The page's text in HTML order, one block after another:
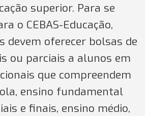
superior. Para se
o CEBAS-Educação,
devem oferecer bolsas de
ou parciais a alunos em
que compreendem
ensino fundamental
e finais, ensino médio,